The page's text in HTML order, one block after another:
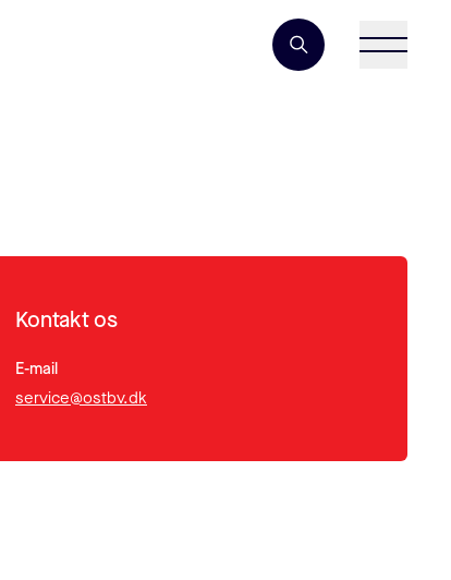
Søgeord
Kontakt os
E-mail
service@ostbv.dk